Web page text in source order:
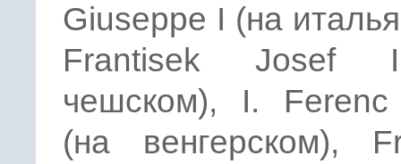
Giuseppe I (на
Frantisek Josef
чешском), I. Ferenc
(на венгерском),